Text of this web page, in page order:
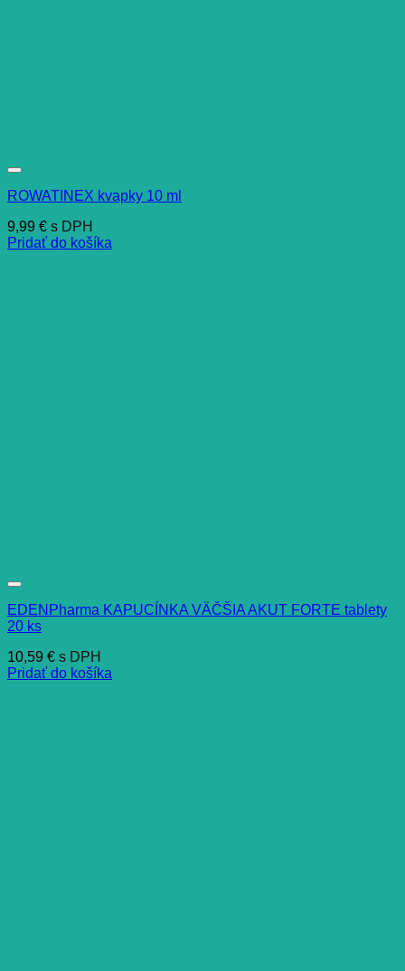
ROWATINEX kvapky 10 ml
9,99 € s DPH
Pridať do košíka
EDENPharma KAPUCÍNKA VÄČŠIA AKUT FORTE tablety
20 ks
10,59 € s DPH
Pridať do košíka